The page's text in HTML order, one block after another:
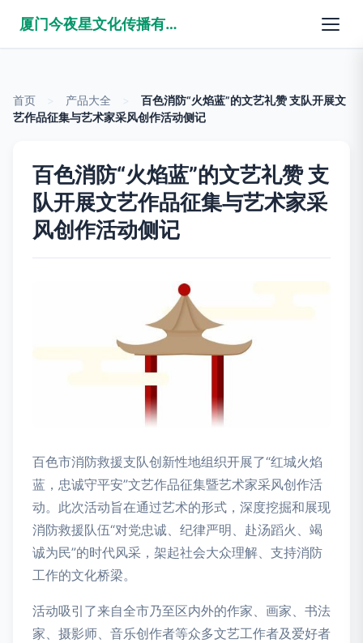
厦门今夜星文化传播有限公司
首页 产品大全
百色消防“火焰蓝”的文艺礼赞 支队开展文
艺作品征集与艺术家采风创作活动侧记
百色消防“火焰蓝”的文艺礼赞 支
队开展文艺作品征集与艺术家采
风创作活动侧记
百色市消防救援支队创新性地组织开展了“红城火焰
蓝，忠诚守平安”文艺作品征集暨艺术家采风创作活
动。此次活动旨在通过艺术的形式，深度挖掘和展现
消防救援队伍“对党忠诚、纪律严明、赴汤蹈火、竭
诚为民”的时代风采，架起社会大众理解、支持消防
工作的文化桥梁。
活动吸引了来自全市乃至区内外的作家、画家、书法
家、摄影师、音乐创作者等众多文艺工作者及爱好者